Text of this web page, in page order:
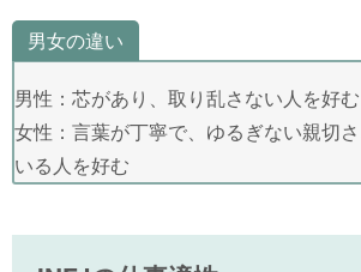
男性：芯があり、取り乱さない人を好む
女性：言葉が丁寧で、ゆるぎない親切
いる人を好む
男女の違い